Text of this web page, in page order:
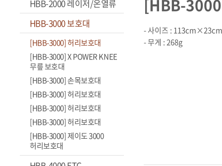
HBB-2000 레이저/온열류
HBB-3000 보호대
[HBB-3000] 허리보호대
[HBB-3000] X POWER KNEE
무릎 보호대
[HBB-3000] 손목보호대
[HBB-3000] 허리보호대
[HBB-3000] 허리보호대
[HBB-3000] 허리보호대
[HBB-3000] 제이도 3000
허리보호대
[HBB-
- 사이즈 : 113cm×23cm
- 무게 : 268g